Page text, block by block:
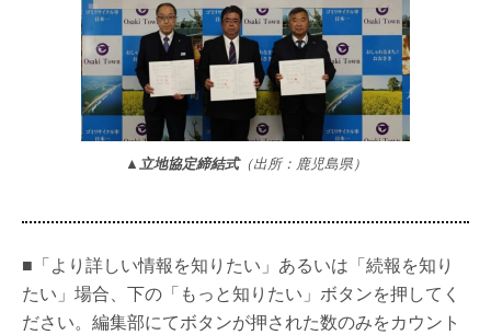
▲立地協定締結式（出所：鹿児島県）
■「より詳しい情報を知りたい」あるいは「続報を知り
たい」場合、下の「もっと知りたい」ボタンを押してく
ださい。編集部にてボタンが押された数のみをカウント